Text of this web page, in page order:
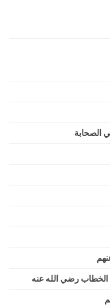
الصحابة
رضي الله عنه